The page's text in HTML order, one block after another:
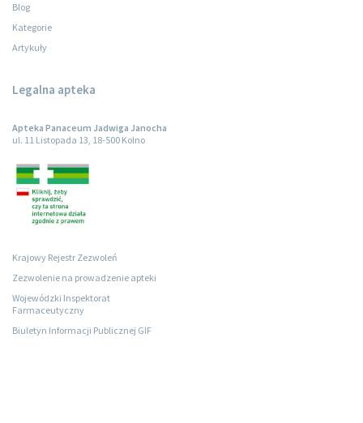
Blog
Kategorie
Artykuły
Legalna apteka
Apteka Panaceum Jadwiga Janocha
ul. 11 Listopada 13, 18-500 Kolno
Krajowy Rejestr Zezwoleń
Zezwolenie na prowadzenie apteki
Wojewódzki Inspektorat
Farmaceutyczny
Biuletyn Informacji Publicznej GIF